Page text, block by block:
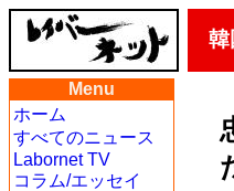
韓
Menu
ホーム
すべてのニュース
Labornet TV
コラム/エッセイ